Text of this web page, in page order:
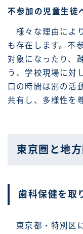
不参加の児童生徒
様々な理由によ
も存在します。不
対象になったり、
う、学校現場に対
口の時間は別の活
共有し、多様性を
東京圏と地
歯科保健を取
東京都・特別区